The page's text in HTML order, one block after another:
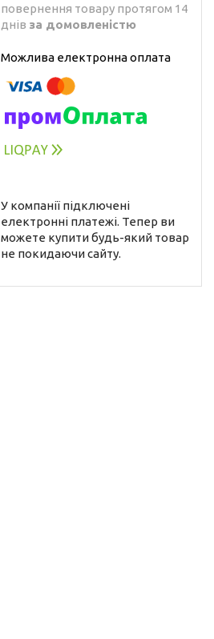
повернення товару протягом 14
днів за домовленістю
У компанії підключені
електронні платежі. Тепер ви
можете купити будь-який товар
не покидаючи сайту.